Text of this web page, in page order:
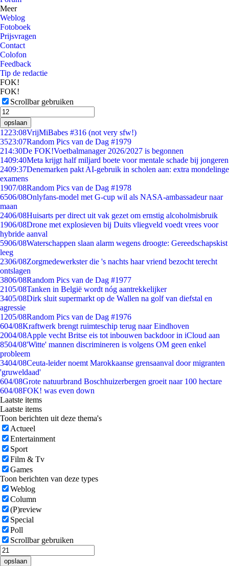
Meer
Weblog
Fotoboek
Prijsvragen
Contact
Colofon
Feedback
Tip de redactie
FOK!
FOK!
Scrollbar gebruiken
opslaan
1223:08VrijMiBabes #316 (not very sfw!)
3523:07Random Pics van de Dag #1979
214:30De FOK!Voetbalmanager 2026/2027 is begonnen
1409:40Meta krijgt half miljard boete voor mentale schade bij jongeren
2409:37Denemarken pakt AI-gebruik in scholen aan: extra mondelinge
examens
1907/08Random Pics van de Dag #1978
6506/08Onlyfans-model met G-cup wil als NASA-ambassadeur naar
maan
2406/08Huisarts per direct uit vak gezet om ernstig alcoholmisbruik
1906/08Drone met explosieven bij Duits vliegveld voedt vrees voor
hybride aanval
5906/08Waterschappen slaan alarm wegens droogte: Gereedschapskist
leeg
2306/08Zorgmedewerkster die 's nachts haar vriend bezocht terecht
ontslagen
3806/08Random Pics van de Dag #1977
2105/08Tanken in België wordt nóg aantrekkelijker
3405/08Dirk sluit supermarkt op de Wallen na golf van diefstal en
agressie
1205/08Random Pics van de Dag #1976
604/08Kraftwerk brengt ruimteschip terug naar Eindhoven
2004/08Apple vecht Britse eis tot inbouwen backdoor in iCloud aan
8504/08'Witte' mannen discrimineren is volgens OM geen enkel
probleem
3404/08Ceuta-leider noemt Marokkaanse grensaanval door migranten
'gruweldaad'
604/08Grote natuurbrand Boschhuizerbergen groeit naar 100 hectare
604/08FOK! was even down
Laatste items
Laatste items
Toon berichten uit deze thema's
Actueel
Entertainment
Sport
Film & Tv
Games
Toon berichten van deze types
Weblog
Column
(P)review
Special
Poll
Scrollbar gebruiken
opslaan